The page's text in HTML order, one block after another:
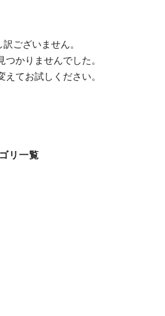
訳ございません。
えてお試しください。
リ一覧